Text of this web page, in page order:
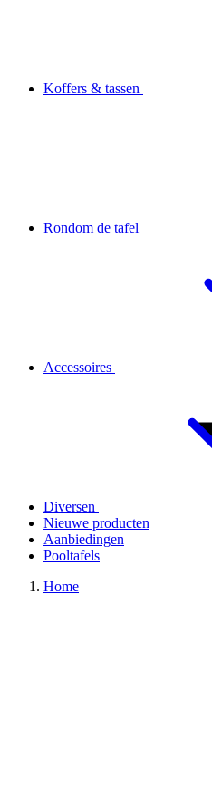
Koffers & tassen
Rondom de tafel
Accessoires
Diversen
Nieuwe producten
Aanbiedingen
Pooltafels
Home